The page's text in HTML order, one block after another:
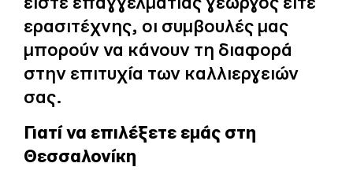
ερασιτέχνης, οι συμβουλές μας
μπορούν να κάνουν τη διαφορά
στην επιτυχία των καλλιεργειών
σας.
Γιατί να επιλέξετε εμάς στη
Θεσσαλονίκη